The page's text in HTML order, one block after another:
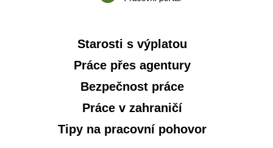
Starosti s výplatou
Práce přes agentury
Bezpečnost práce
Práce v zahraničí
Tipy na pracovní pohovor